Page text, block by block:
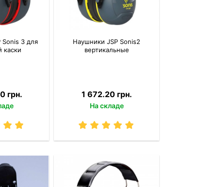
Sonis 3 для
каски
грн.
Наушники JSP Sonis2
вертикальные
1 672.20 грн.
На складе